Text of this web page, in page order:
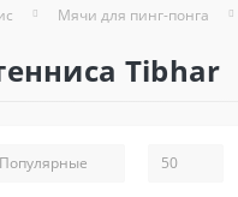
Мячи для пинг-понга
Tibhar